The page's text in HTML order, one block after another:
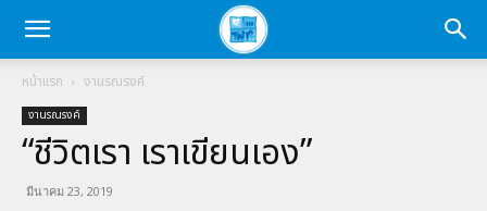
หน้าแรก งานรณรงค์
งานรณรงค์
“ชีวิตเรา เราเขียนเอง”
มีนาคม 23, 2019